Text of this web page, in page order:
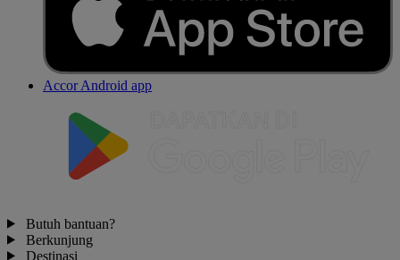
Accor Android app
Butuh bantuan?
Berkunjung
Destinasi